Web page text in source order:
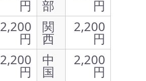
円 部
円
2,200
円
関
西
2,200
円
2,200
円
中
国
2,200
円